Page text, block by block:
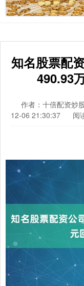
知名股票配
490.93
作者：十倍配资炒
12-06 21:30:37
阅